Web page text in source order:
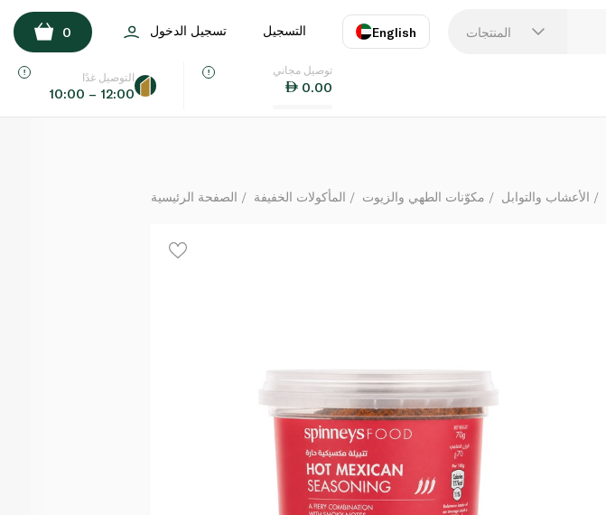
المنتجات English
اللغة
التسجيل تسجيل الدخول 0
توصيل مجاني
0.00
التوصيل غدًا
10:00 – 12:00
الصفحة الرئيسية المأكولات الخفيفة مكوّنات الطهي والزيوت الأعشاب والتوابل